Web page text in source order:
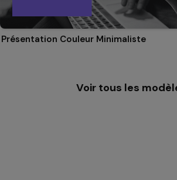
Présentation Couleur Minimaliste
Voir tous les